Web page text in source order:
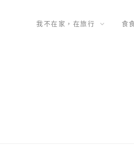
我不在家，在旅行 食